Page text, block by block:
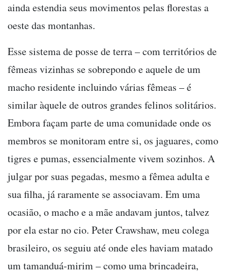
ainda estendia seus movimentos pelas florestas a
oeste das montanhas.
Esse sistema de posse de terra – com territórios de
fêmeas vizinhas se sobrepondo e aquele de um
macho residente incluindo várias fêmeas – é
similar àquele de outros grandes felinos solitários.
Embora façam parte de uma comunidade onde os
membros se monitoram entre si, os jaguares, como
tigres e pumas, essencialmente vivem sozinhos. A
julgar por suas pegadas, mesmo a fêmea adulta e
sua filha, já raramente se associavam. Em uma
ocasião, o macho e a mãe andavam juntos, talvez
por ela estar no cio. Peter Crawshaw, meu colega
brasileiro, os seguiu até onde eles haviam matado
um tamanduá-mirim – como uma brincadeira,